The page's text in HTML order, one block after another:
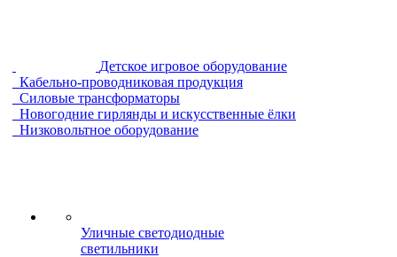
Детское игровое оборудование
Кабельно-проводниковая продукция
Силовые трансформаторы
Новогодние гирлянды и искусственные ёлки
Низковольтное оборудование
Уличные светодиодные
светильники